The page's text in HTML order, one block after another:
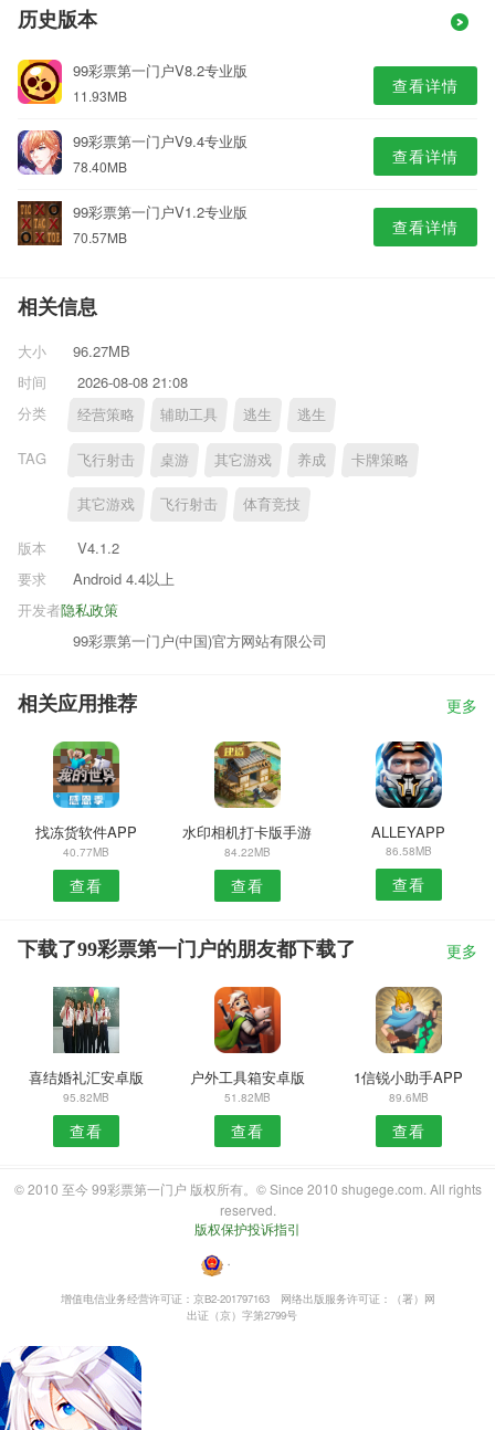
历史版本
99彩票第一门户V8.2专业版
11.93MB 查看详情
99彩票第一门户V9.4专业版
78.40MB 查看详情
99彩票第一门户V1.2专业版
70.57MB 查看详情
相关信息
大小
96.27MB
时间
2026-08-08 21:08
分类
经营策略 辅助工具 逃生 逃生
TAG 飞行射击 桌游 其它游戏 养成 卡牌策略
其它游戏 飞行射击 体育竞技
版本
V4.1.2
要求
Android 4.4以上
隐私政策
开发者
99彩票第一门户(中国)官方网站有限公司
相关应用推荐 更多
找冻货软件APP
40.77MB
查看
水印相机打卡版手游
84.22MB
查看
ALLEYAPP
86.58MB
查看
下载了99彩票第一门户的朋友都下载了 更多
喜结婚礼汇安卓版
95.82MB
查看
户外工具箱安卓版
51.82MB
查看
1信锐小助手APP
89.6MB
查看
© 2010 至今 99彩票第一门户 版权所有。© Since 2010 shugege.com. All rights
reserved.
版权保护投诉指引
・
增值电信业务经营许可证：京B2-201797163
网络出版服务许可证：（署）网
出证（京）字第2799号